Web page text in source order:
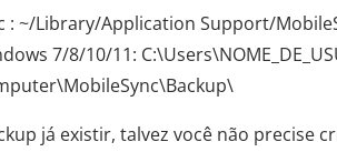
: ~/Library/Application Support/
7/8/10/11:
já existir, talvez você não precise